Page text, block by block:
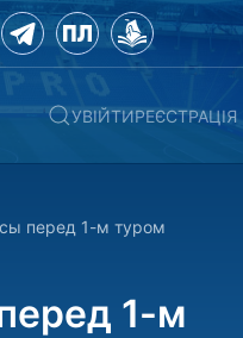
УВІЙТИРЕЄСТРАЦІЯ
перед 1-м туром
1-м